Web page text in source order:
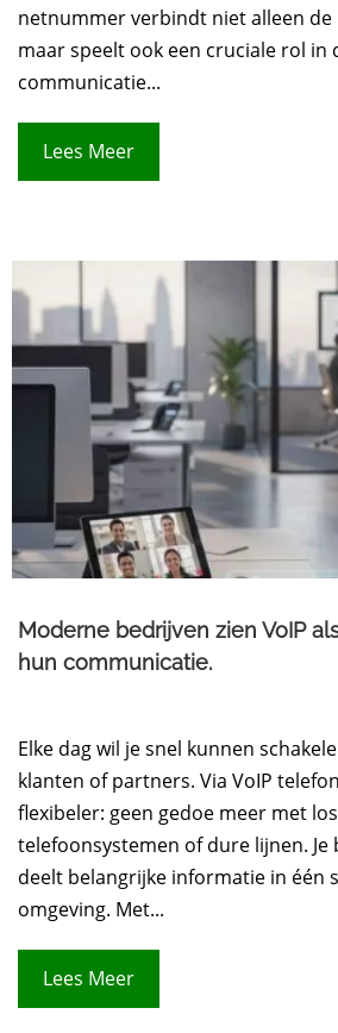
netnummer verbindt niet alleen de
maar speelt ook een cruciale rol in
communicatie...
Lees Meer
Moderne bedrijven zien VoIP
hun communicatie.
Elke dag wil je snel kunnen
klanten of partners. Via VoIP
flexibeler: geen gedoe meer met
telefoonsystemen of dure lijnen. Je
deelt belangrijke informatie in één
omgeving. Met...
Lees Meer